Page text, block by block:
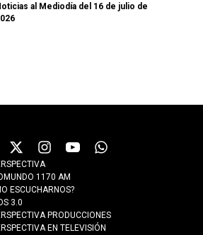
al Mediodía del 16 de julio de
1170 AM
ESCUCHARNOS?
3.0
PRODUCCIONES
EN TELEVISIÓN